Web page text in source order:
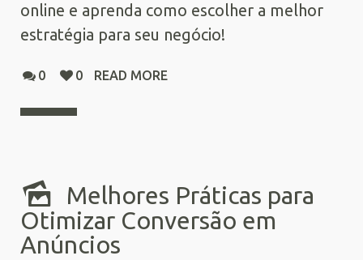
online e aprenda como escolher a melhor
estratégia para seu negócio!
0 0 READ MORE
Melhores Práticas para
Otimizar Conversão em
Anúncios